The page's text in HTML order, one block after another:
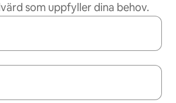
som uppfyller dina behov.